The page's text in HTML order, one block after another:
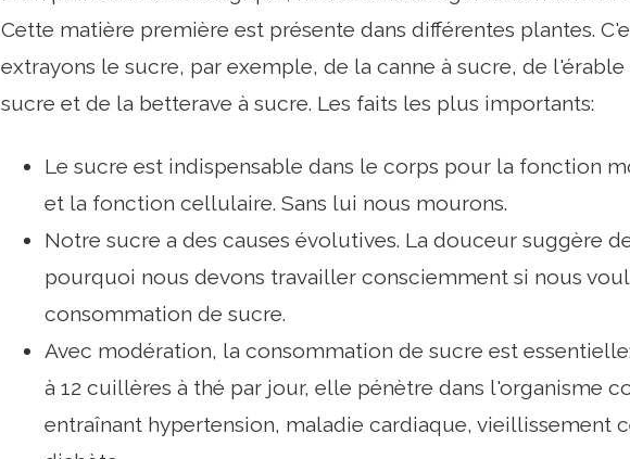
Cette matière première est présente dans différentes plantes.
extrayons le sucre, par exemple, de la canne à sucre, de
sucre et de la betterave à sucre. Les faits les plus importants:
Le sucre est indispensable dans le corps pour la fonction
et la fonction cellulaire. Sans lui nous mourons.
Notre sucre a des causes évolutives. La douceur suggère
pourquoi nous devons travailler consciemment si nous
consommation de sucre.
Avec modération, la consommation de sucre est
à 12 cuillères à thé par jour, elle pénètre dans l'organisme
entraînant hypertension, maladie cardiaque, vieillissement